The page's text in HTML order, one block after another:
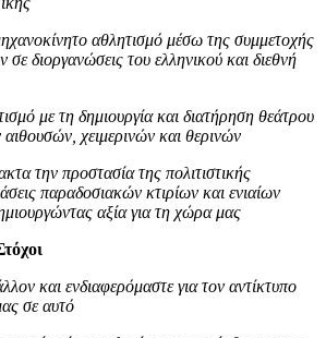
αθλητισμό μέσω της συμμετοχής
σε διοργανώσεις του ελληνικού και διεθνή
με τη δημιουργία και διατήρηση θεάτρου
χειμερινών και θερινών
την προστασία της πολιτιστικής
παραδοσιακών κτιρίων και ενιαίων
αξία για τη χώρα μας
και ενδιαφερόμαστε για τον αντίκτυπο
σε αυτό